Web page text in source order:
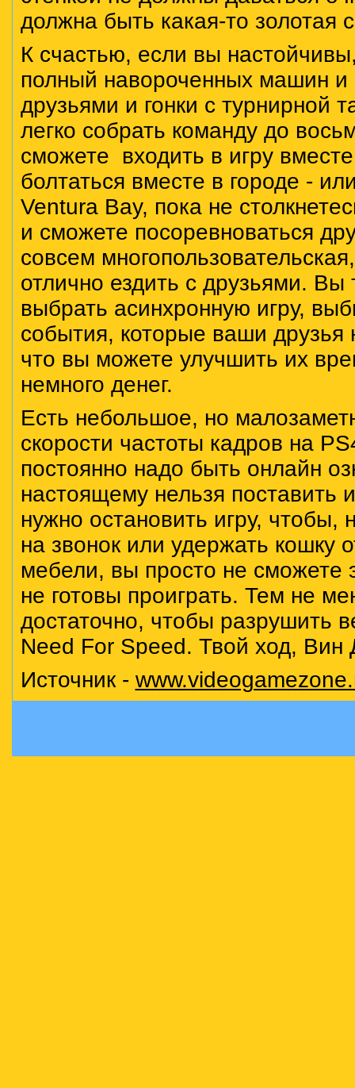
должна быть какая-то золотая
К счастью, если вы
полный навороченных машин
друзьями и гонки с турнирной
легко собрать команду до
сможете входить в игру
болтаться вместе в городе -
Ventura Bay, пока не
и сможете посоревноваться
совсем
отлично ездить с друзьями.
выбрать асинхронную игру,
события, которые ваши друзья
что вы можете улучшить их
немного денег.
Есть небольшое, но
скорости частоты кадров на
постоянно надо быть онлайн
настоящему нельзя поставить
нужно остановить игру, чтобы,
на звонок или удержать кошку
мебели, вы просто не сможете
не готовы проиграть. Тем не
достаточно, чтобы разрушить
Need For Speed. Твой ход, Вин
Источник -